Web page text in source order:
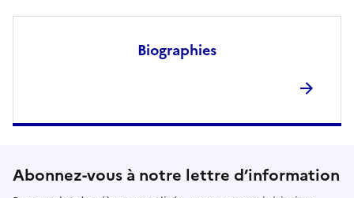
Biographies
Abonnez-vous à notre lettre d’information